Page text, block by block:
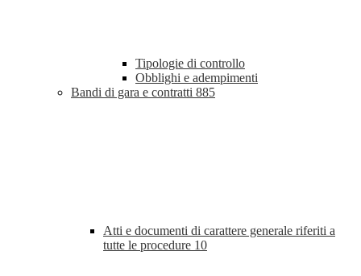
Tipologie di controllo
Obblighi e adempimenti
Bandi di gara e contratti 885
Atti e documenti di carattere generale riferiti a
tutte le procedure 10